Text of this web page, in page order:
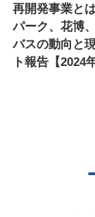
再開発事業と
パーク、花博
バスの動向と
ト報告【2024